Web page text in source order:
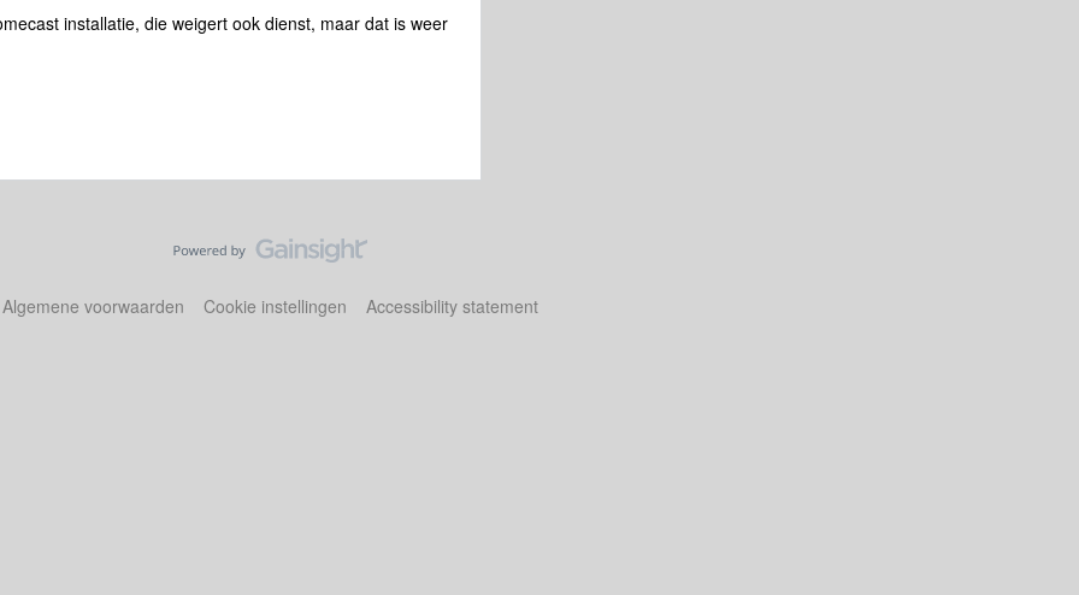
installatie, die weigert ook dienst, maar dat is weer
Algemene voorwaarden Cookie instellingen Accessibility statement